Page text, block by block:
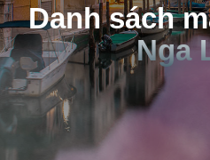
Danh sách
Nga